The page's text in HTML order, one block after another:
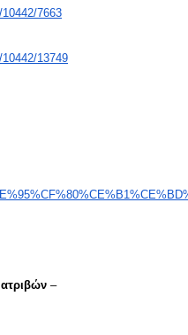
7663
13749
–